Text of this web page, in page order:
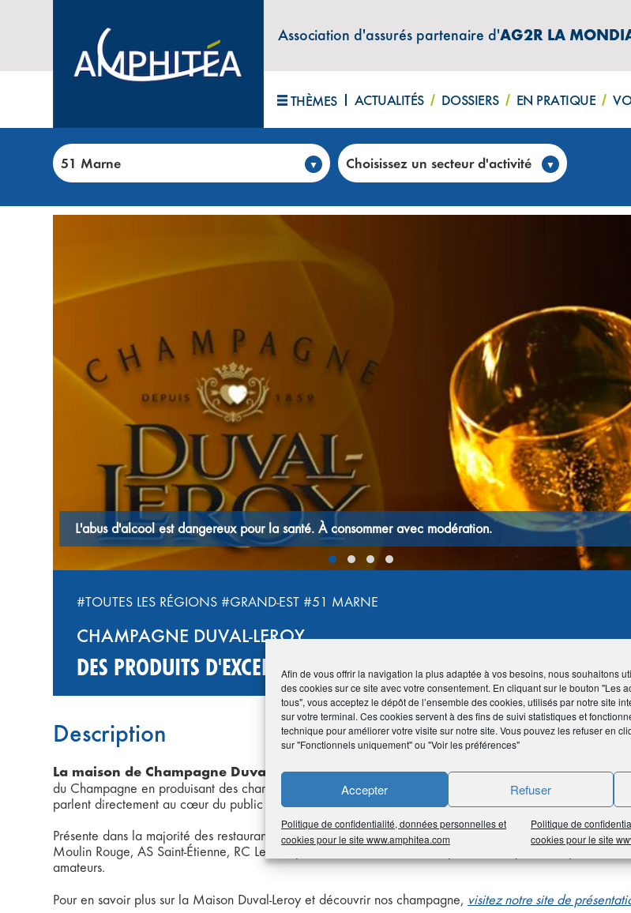
Afin de vous offrir la navigation la plus adaptée à vos besoins, nous souhaitons
des cookies sur ce site avec votre consentement. En cliquant sur le bouton "Les
tous", vous acceptez le dépôt de l’ensemble des cookies, utilisés par notre site
sur votre terminal. Ces cookies servent à des fins de suivi statistiques et
technique pour améliorer votre visite sur notre site. Vous pouvez les refuser en
sur "Fonctionnels uniquement" ou "Voir les préférences"
Accepter Refuser
Politique de confidentialité, données personnelles et
cookies pour le site www.amphitea.com
Politique de
cookies pour le site
Association d'assurés partenaire d'AG2R LA
THÈMES ACTUALITÉS DOSSIERS EN PRATIQUE
51 Marne Choisissez un secteur d'activité
Accueil>Club annonces>CHAMPAGNE DUVAL-LEROY – Des produits d’excellence à tarifs
VINS, CHAMPAGNES ET SPIRITUEUX
À consommer avec modération.
#TOUTES LES RÉGIONS #GRAND-EST #51 MARNE
CHAMPAGNE DUVAL-LEROY
DES PRODUITS D'EXCELLENCE À TARIFS EXCEPTIONNELS
Description
La maison de Champagne Duval-Leroy,familiale et indépendante depuis 1859. travaille à l’art
du Champagne en produisant des champagnes tout en finesse, légèreté et élégance, des champagnes qui
parlent directement au cœur du public et des professionnels.
Présente dans la majorité des restaurants étoilés et Palace ainsi qu’au sein des plus grands événements
Moulin Rouge, AS Saint-Étienne, RC Lens…) par le biais de cuvées exceptionnelles qui font le plaisir des
amateurs.
Pour en savoir plus sur la Maison Duval-Leroy et découvrir nos champagne, visitez notre site de